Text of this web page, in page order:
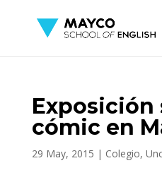
Exposición
cómic en
29 May, 2015 | Colegio,